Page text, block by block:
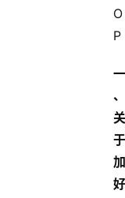
O
P
一
、
关
于
加
好